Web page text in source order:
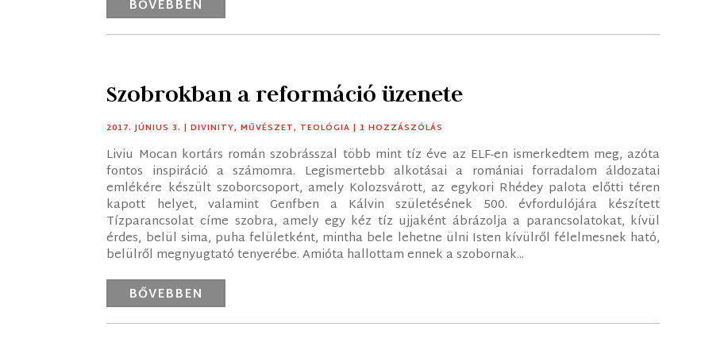
BŐVEBBEN
Szobrokban a reformáció üzenete
2017. JÚNIUS 3. |DIVINITY,MŰVÉSZET, TEOLÓGIA | 1 HOZZÁSZÓLÁS
Liviu Mocan kortárs román szobrásszal több mint tíz éve az ELF-en ismerkedtem meg, azóta
fontos inspiráció a számomra. Legismertebb alkotásai a romániai forradalom áldozatai
emlékére készült szoborcsoport, amely Kolozsvárott, az egykori Rhédey palota előtti téren
kapott helyet, valamint Genfben a Kálvin születésének 500. évfordulójára készített
Tízparancsolat címe szobra, amely egy kéz tíz ujjaként ábrázolja a parancsolatokat, kívül
érdes, belül sima, puha felületként, mintha bele lehetne ülni Isten kívülről félelmesnek ható,
belülről megnyugtató tenyerébe. Amióta hallottam ennek a szobornak...
BŐVEBBEN